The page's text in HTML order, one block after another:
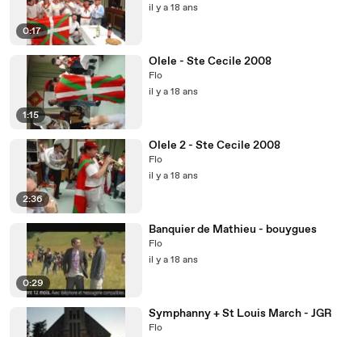
0:17
il y a 18 ans
1:15
Olele - Ste Cecile 2008
Flo
il y a 18 ans
2:36
Olele 2 - Ste Cecile 2008
Flo
il y a 18 ans
0:29
Banquier de Mathieu - bouygues
Flo
il y a 18 ans
Symphanny + St Louis March - JGR
Flo